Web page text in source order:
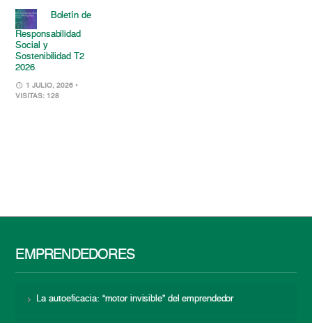
Boletín de
Responsabilidad
Social y
Sostenibilidad T2
2026
1 JULIO, 2026 •
VISITAS: 128
EMPRENDEDORES
La autoeficacia: “motor invisible” del emprendedor